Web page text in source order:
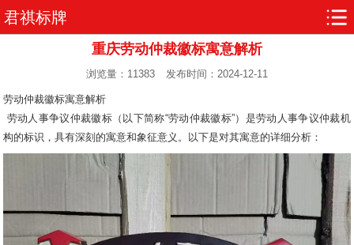
君祺标牌
重庆劳动仲裁徽标寓意解析
浏览量：11383 发布时间：2024-12-11
劳动仲裁徽标寓意解析
劳动人事争议仲裁徽标（以下简称“劳动仲裁徽标”）是劳动人事争议仲裁机
构的标识，具有深刻的寓意和象征意义。以下是对其寓意的详细分析：